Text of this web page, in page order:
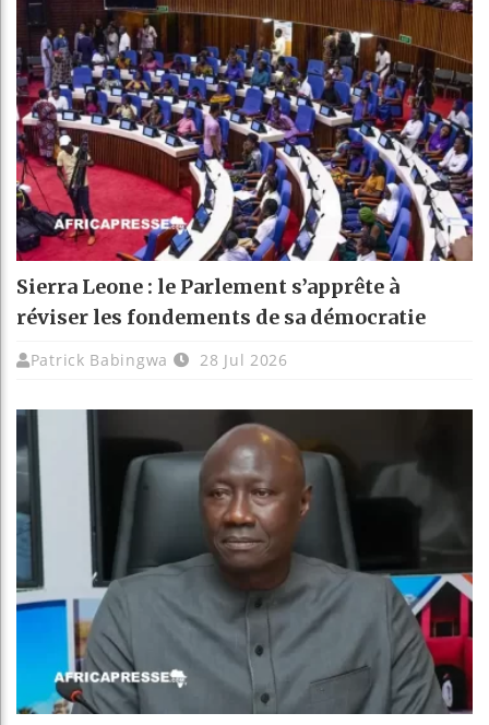
Sierra Leone : le Parlement s’apprête à
réviser les fondements de sa démocratie
Patrick Babingwa 28 Jul 2026